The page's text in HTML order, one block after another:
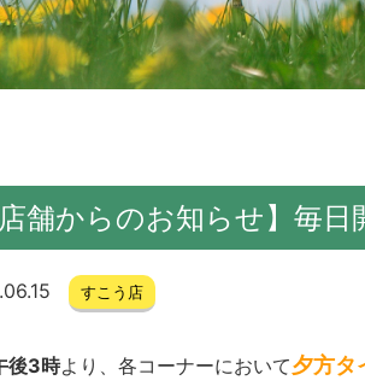
店舗からのお知らせ】毎
すこう店
後3時より、各コーナーにおいて夕方タ